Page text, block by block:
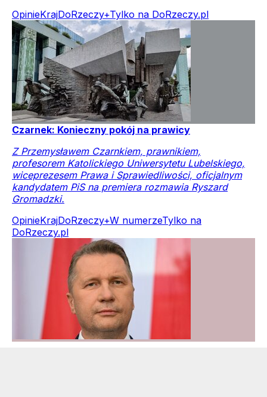
OpinieKrajDoRzeczy+Tylko na DoRzeczy.pl
Czarnek: Konieczny pokój na prawicy
Z Przemysławem Czarnkiem, prawnikiem,
profesorem Katolickiego Uniwersytetu Lubelskiego,
wiceprezesem Prawa i Sprawiedliwości, oficjalnym
kandydatem PiS na premiera rozmawia Ryszard
Gromadzki.
OpinieKrajDoRzeczy+W numerzeTylko na
DoRzeczy.pl